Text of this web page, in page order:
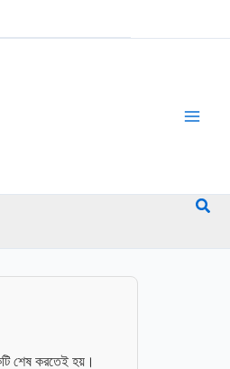
শেষ করতেই হয়।